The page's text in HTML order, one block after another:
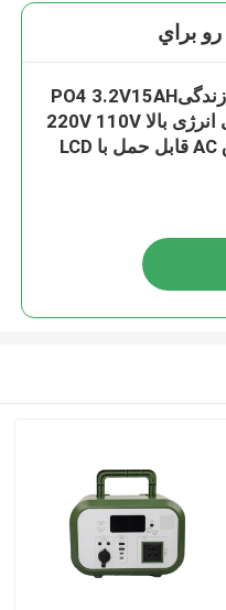
براي
شارژ مجدد زندگیPO4 3.2V15AH
باتری چگالی انرژی بالا 220V 110V
ایستگاه برق AC قابل حمل با LCD